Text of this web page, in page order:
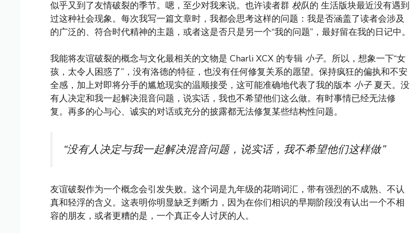
似乎又到了友情破裂的季节。嗯，至少对我来说。也许读者群 校队的 生活版块最近没有遇到
过这种社会现象。每次我写一篇文章时，我都会思考这样的问题：我是否涵盖了读者会涉及
的广泛的、符合时代精神的主题，或者这是否只是另一个“我的问题”，最好留在我的日记中。
我能将友谊破裂的概念与文化最相关的文物是 Charli XCX 的专辑 小子。所以，想象一下“女
孩，太令人困惑了”，没有洛德的特征，也没有任何修复关系的愿望。保持疯狂的偏执和不安
全感，加上对即将分手的尴尬现实的温顺接受，这可能准确地代表了我的版本 小子 夏天。没
有人决定和我一起解决混音问题，说实话，我也不希望他们这么做。有时事情已经无法修
复。再多的心与心、诚实的对话或充分的披露都无法修复某些结构性问题。
“没有人决定与我一起解决混音问题，说实话，我不希望他们这样做”
友谊破裂作为一个概念会引发失败。这个词是九年级的花哨词汇，带有强烈的不成熟、不认
真和轻浮的含义。这表明你明显缺乏判断力，因为在你们相识的早期阶段没有认出一个不相
容的朋友，或者更糟的是，一个真正令人讨厌的人。